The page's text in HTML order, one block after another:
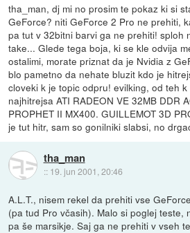
tha_man, dj mi no prosim te pokaz ki si
GeForce? niti GeForce 2 Pro ne prehiti,
pa tut v 32bitni barvi ga ne prehiti! sploh
take... Glede tega boja, ki se kle odvija
ostalimi, morate priznat da je Nvidia z
blo pametno da nehate bluzit kdo je
cloveki k je topic odpru! evilking, od teh
najhitrejsa ATI RADEON VE 32MB DDR
PROPHET II MX400. GUILLEMOT 3D
je tut hitr, sam so gonilniki slabsi, no
tha_man
:: 19. jun 2001, 20:46
A.L.T., nisem rekel da prehiti vse
(pa tud Pro včasih). Malo si poglej teste,
pa še marsikje. Saj ga ne prehiti v vseh